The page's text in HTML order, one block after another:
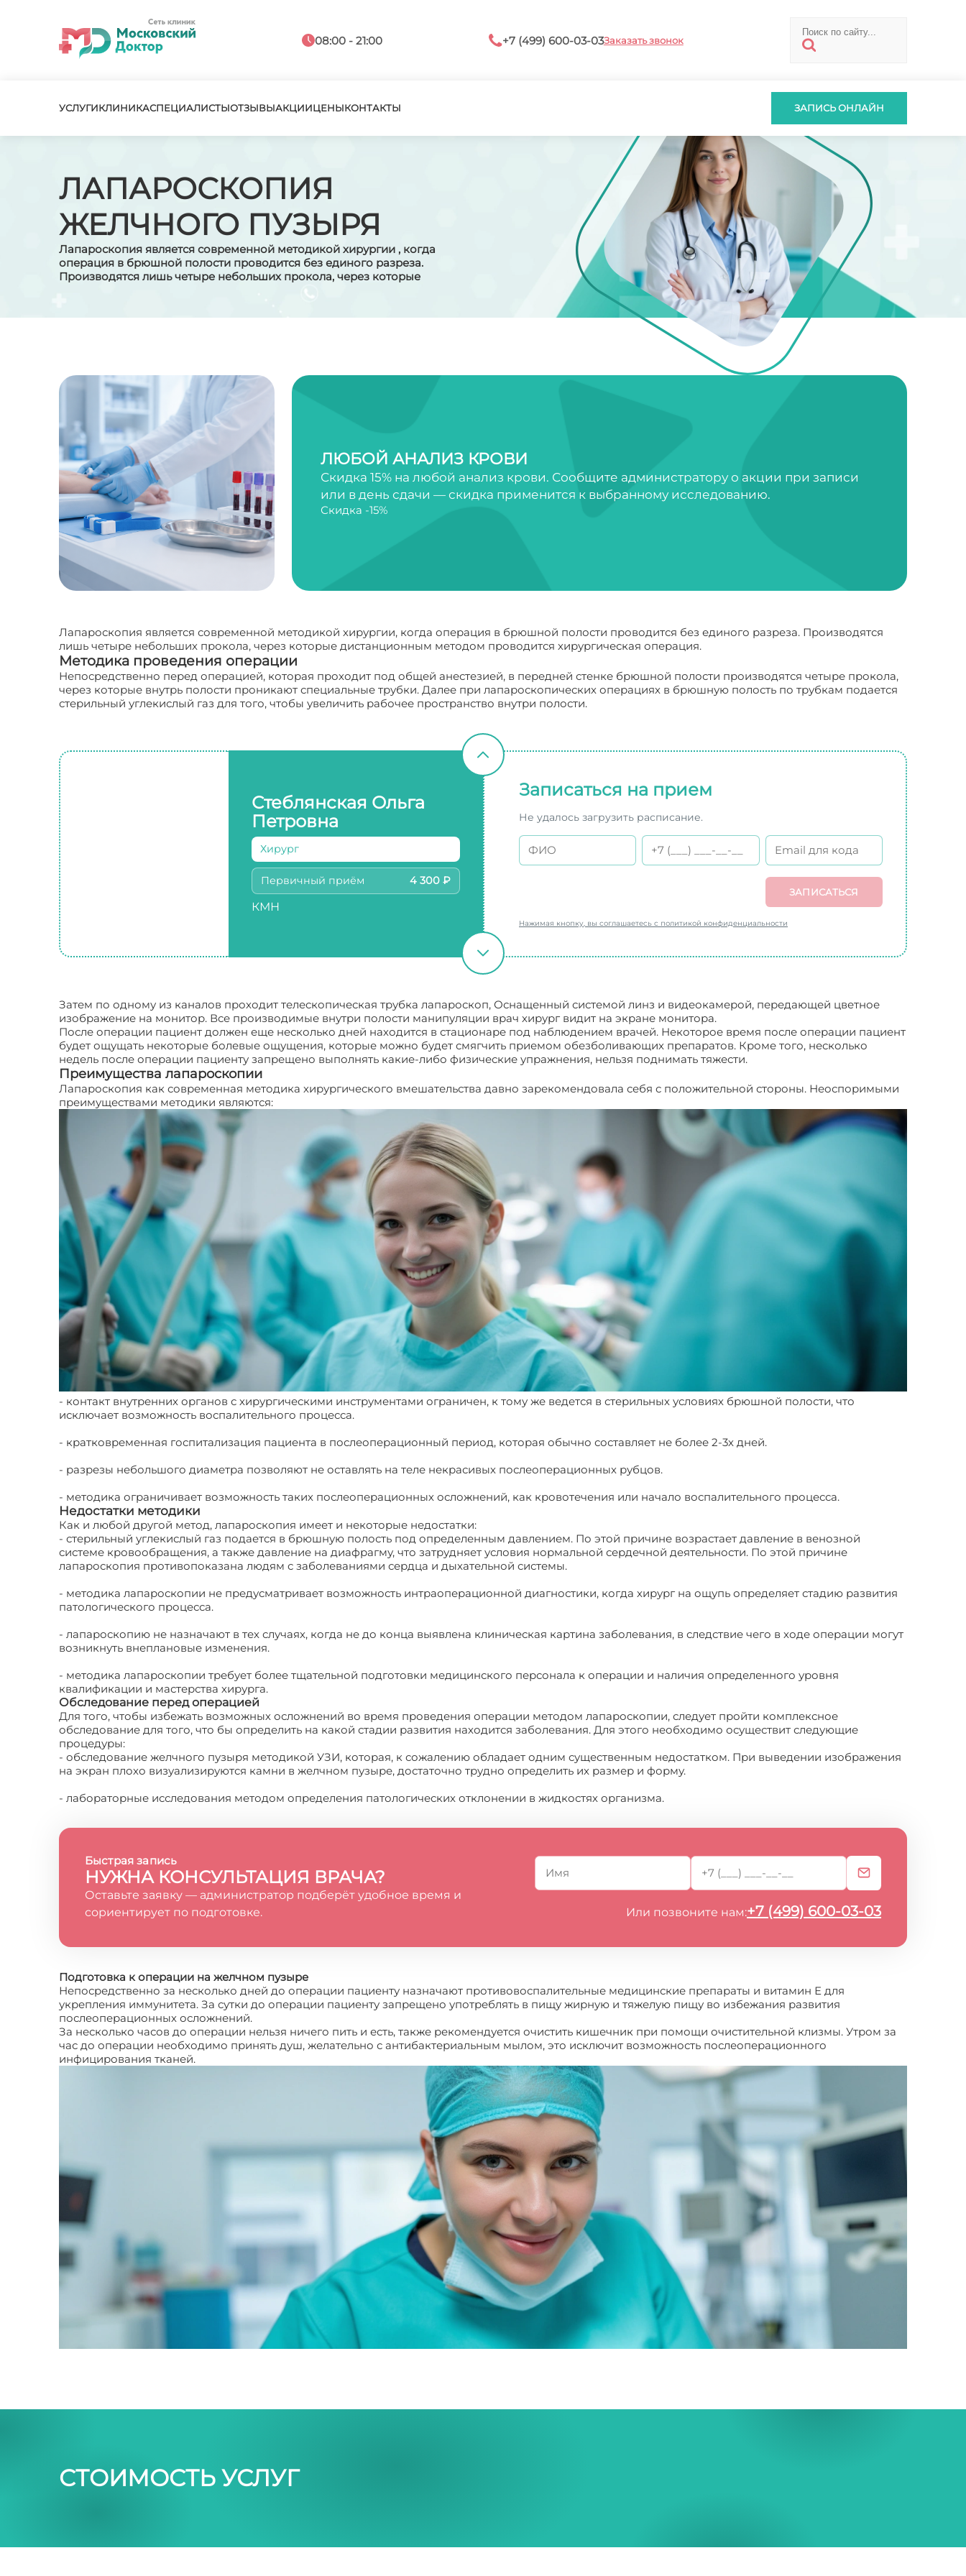
08:00 - 21:00 +7 (499) 600-03-03Заказать звонок
УСЛУГИКЛИНИКАСПЕЦИАЛИСТЫОТЗЫВЫАКЦИИЦЕНЫКОНТАКТЫ ЗАПИСЬ ОНЛАЙН
ЛАПАРОСКОПИЯ
ЖЕЛЧНОГО ПУЗЫРЯ
Лапароскопия является современной методикой хирургии , когда
операция в брюшной полости проводится без единого разреза.
Производятся лишь четыре небольших прокола, через которые
ЛЮБОЙ АНАЛИЗ КРОВИ
Скидка 15% на любой анализ крови. Сообщите администратору о акции при записи
или в день сдачи — скидка применится к выбранному исследованию.
Скидка -15%
Лапароскопия является современной методикой хирургии, когда операция в брюшной полости проводится без единого разреза. Производятся
лишь четыре небольших прокола, через которые дистанционным методом проводится хирургическая операция.
Методика проведения операции
Непосредственно перед операцией, которая проходит под общей анестезией, в передней стенке брюшной полости производятся четыре прокола,
через которые внутрь полости проникают специальные трубки. Далее при лапароскопических операциях в брюшную полость по трубкам подается
стерильный углекислый газ для того, чтобы увеличить рабочее пространство внутри полости.
Стеблянская Ольга
Петровна
Хирург
Первичный приём 4 300 ₽
КМН
Записаться на прием
Не удалось загрузить расписание.
ЗАПИСАТЬСЯ
Нажимая кнопку, вы соглашаетесь с политикой конфиденциальности
Затем по одному из каналов проходит телескопическая трубка лапароскоп, Оснащенный системой линз и видеокамерой, передающей цветное
изображение на монитор. Все производимые внутри полости манипуляции врач хирург видит на экране монитора.
После операции пациент должен еще несколько дней находится в стационаре под наблюдением врачей. Некоторое время после операции пациент
будет ощущать некоторые болевые ощущения, которые можно будет смягчить приемом обезболивающих препаратов. Кроме того, несколько
недель после операции пациенту запрещено выполнять какие-либо физические упражнения, нельзя поднимать тяжести.
Преимущества лапароскопии
Лапароскопия как современная методика хирургического вмешательства давно зарекомендовала себя с положительной стороны. Неоспоримыми
преимуществами методики являются:
- контакт внутренних органов с хирургическими инструментами ограничен, к тому же ведется в стерильных условиях брюшной полости, что
исключает возможность воспалительного процесса.
- кратковременная госпитализация пациента в послеоперационный период, которая обычно составляет не более 2-3х дней.
- разрезы небольшого диаметра позволяют не оставлять на теле некрасивых послеоперационных рубцов.
- методика ограничивает возможность таких послеоперационных осложнений, как кровотечения или начало воспалительного процесса.
Недостатки методики
Как и любой другой метод, лапароскопия имеет и некоторые недостатки:
- стерильный углекислый газ подается в брюшную полость под определенным давлением. По этой причине возрастает давление в венозной
системе кровообращения, а также давление на диафрагму, что затрудняет условия нормальной сердечной деятельности. По этой причине
лапароскопия противопоказана людям с заболеваниями сердца и дыхательной системы.
- методика лапароскопии не предусматривает возможность интраоперационной диагностики, когда хирург на ощупь определяет стадию развития
патологического процесса.
- лапароскопию не назначают в тех случаях, когда не до конца выявлена клиническая картина заболевания, в следствие чего в ходе операции могут
возникнуть внеплановые изменения.
- методика лапароскопии требует более тщательной подготовки медицинского персонала к операции и наличия определенного уровня
квалификации и мастерства хирурга.
Обследование перед операцией
Для того, чтобы избежать возможных осложнений во время проведения операции методом лапароскопии, следует пройти комплексное
обследование для того, что бы определить на какой стадии развития находится заболевания. Для этого необходимо осуществит следующие
процедуры:
- обследование желчного пузыря методикой УЗИ, которая, к сожалению обладает одним существенным недостатком. При выведении изображения
на экран плохо визуализируются камни в желчном пузыре, достаточно трудно определить их размер и форму.
- лабораторные исследования методом определения патологических отклонении в жидкостях организма.
Быстрая запись
НУЖНА КОНСУЛЬТАЦИЯ ВРАЧА?
Оставьте заявку — администратор подберёт удобное время и
сориентирует по подготовке.
Или позвоните нам:+7 (499) 600-03-03
Подготовка к операции на желчном пузыре
Непосредственно за несколько дней до операции пациенту назначают противовоспалительные медицинские препараты и витамин Е для
укрепления иммунитета. За сутки до операции пациенту запрещено употреблять в пищу жирную и тяжелую пищу во избежания развития
послеоперационных осложнений.
За несколько часов до операции нельзя ничего пить и есть, также рекомендуется очистить кишечник при помощи очистительной клизмы. Утром за
час до операции необходимо принять душ, желательно с антибактериальным мылом, это исключит возможность послеоперационного
инфицирования тканей.
СТОИМОСТЬ УСЛУГ